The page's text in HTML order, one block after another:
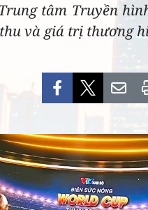
tâm Truyền
và giá trị thương